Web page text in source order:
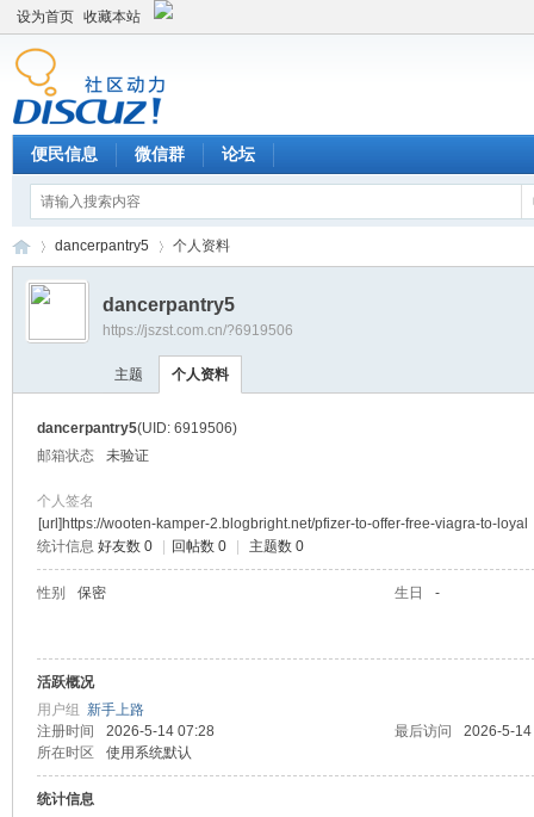
设为首页 收藏本站
便民信息 微信群 论坛
›
dancerpantry5 个人资料
dancerpantry5
https://jszst.com.cn/?6919506
主题 个人资料
dancerpantry5(UID: 6919506)
邮箱状态
未验证
个人签名
[url]https://wooten-kamper-2.blogbright.net/pfizer-to-offer-free-viagra-to-loyal
统计信息 好友数 0 回帖数 0 主题数 0
性别 保密 生日 -
活跃概况
用户组 新手上路
注册时间
2026-5-14 07:28 最后访问
2026-5-
所在时区
使用系统默认
统计信息